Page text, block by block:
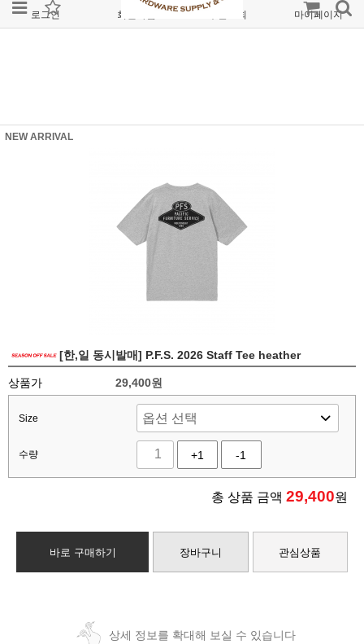
로그인 회원가입 주문조회 마이페이지
NEW ARRIVAL
[한,일 동시발매] P.F.S. 2026 Staff Tee heather
상품가 29,400원
Size
수량 +1 -1
총 상품 금액 29,400원
바로 구매하기 장바구니 관심상품
상세 정보를 확대해 보실 수 있습니다